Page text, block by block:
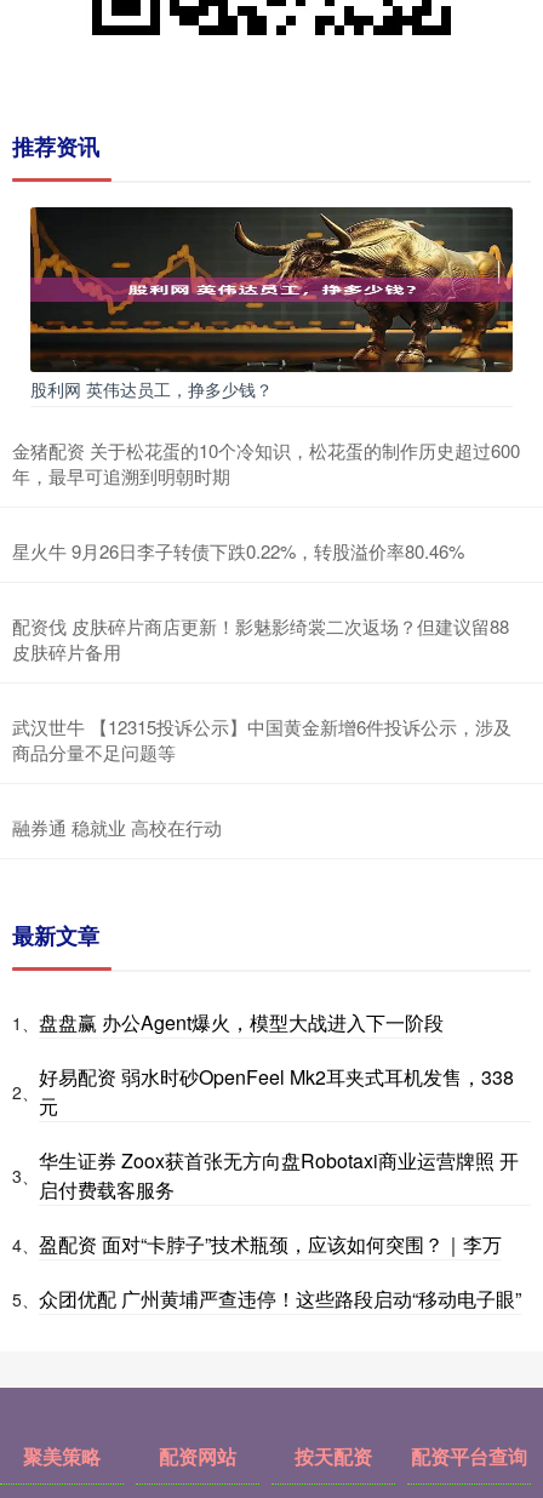
推荐资讯
股利网 英伟达员工，挣多少钱？
金猪配资 关于松花蛋的10个冷知识，松花蛋的制作历史超过600
年，最早可追溯到明朝时期
星火牛 9月26日李子转债下跌0.22%，转股溢价率80.46%
配资伐 皮肤碎片商店更新！影魅影绮裳二次返场？但建议留88
皮肤碎片备用
武汉世牛 【12315投诉公示】中国黄金新增6件投诉公示，涉及
商品分量不足问题等
融券通 稳就业 高校在行动
最新文章
1、 盘盘赢 办公Agent爆火，模型大战进入下一阶段
2、
好易配资 弱水时砂OpenFeel Mk2耳夹式耳机发售，338
元
3、
华生证券 Zoox获首张无方向盘Robotaxi商业运营牌照 开
启付费载客服务
4、 盈配资 面对“卡脖子”技术瓶颈，应该如何突围？｜李万
5、 众团优配 广州黄埔严查违停！这些路段启动“移动电子眼”
聚美策略 配资网站 按天配资 配资平台查询